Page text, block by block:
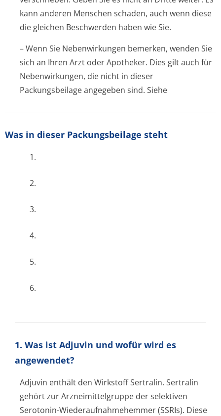
kann anderen Menschen schaden, auch wenn diese
die gleichen Beschwerden haben wie Sie.
– Wenn Sie Nebenwirkungen bemerken, wenden Sie
sich an Ihren Arzt oder Apotheker. Dies gilt auch für
Nebenwirkungen, die nicht in dieser
Packungsbeilage angegeben sind. Siehe
Was in dieser Packungsbeilage steht
1.
2.
3.
4.
5.
6.
1. Was ist Adjuvin und wofür wird es
angewendet?
Adjuvin enthält den Wirkstoff Sertralin. Sertralin
gehört zur Arzneimittelgruppe der selektiven
Serotonin-Wiederaufnahme­hemmer (SSRIs). Diese